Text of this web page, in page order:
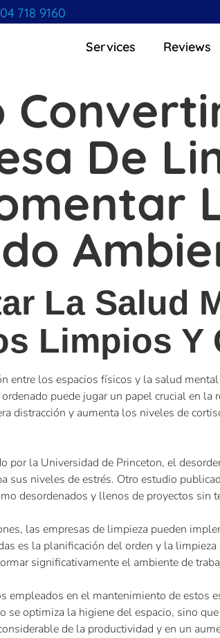
718 9160
Services Reviews
De
La Salud
Limpios Y
entre los espacios físicos y la salud
puede jugar un papel crucial en
distracción y aumenta los niveles de
por la Universidad de Princeton, el
sus niveles de estrés. Otro estudio
desordenados y llenos de proyectos
las empresas de limpieza pueden
es la planificación del orden y la
significativamente el ambiente de
empleados en el mantenimiento de estos
se optimiza la higiene del espacio, sino
de la productividad y en un